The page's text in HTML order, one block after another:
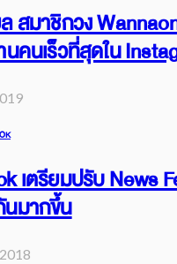
สมาชิกวง
คนเร็วที่สุดใน
เตรียมปรับ News
มากขึ้น